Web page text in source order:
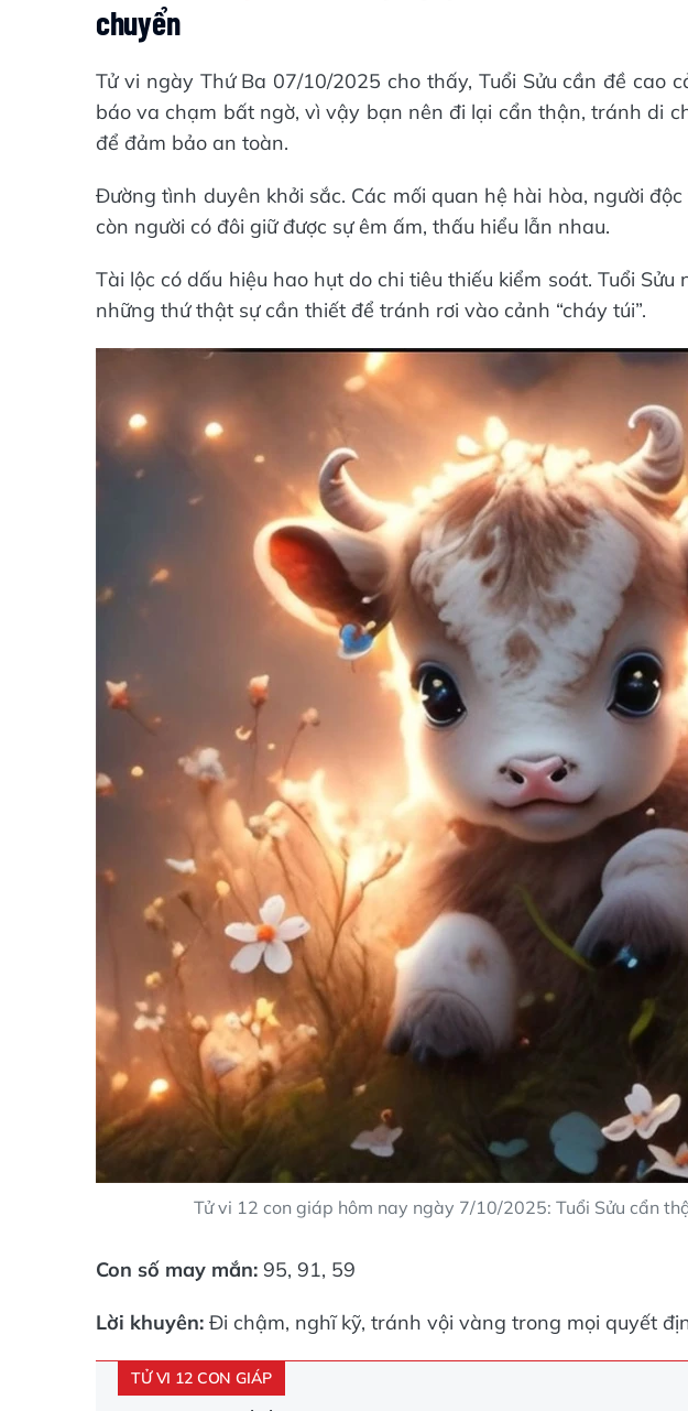
chuyển
Tử vi ngày Thứ Ba 07/10/2025 cho thấy, Tuổi Sửu cần đề cao
báo va chạm bất ngờ, vì vậy bạn nên đi lại cẩn thận, tránh di
để đảm bảo an toàn.
Đường tình duyên khởi sắc. Các mối quan hệ hài hòa, người
còn người có đôi giữ được sự êm ấm, thấu hiểu lẫn nhau.
Tài lộc có dấu hiệu hao hụt do chi tiêu thiếu kiểm soát. Tuổi
những thứ thật sự cần thiết để tránh rơi vào cảnh “cháy túi”.
Tử vi 12 con giáp hôm nay ngày 7/10/2025: Tuổi Sửu cẩn
Con số may mắn: 95, 91, 59
Lời khuyên: Đi chậm, nghĩ kỹ, tránh vội vàng trong mọi quyết
TỬ VI 12 CON GIÁP